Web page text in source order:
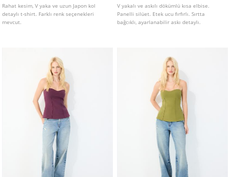
Rahat kesim, V yaka ve uzun Japon kol
detaylı t-shirt. Farklı renk seçenekleri
mevcut.
V yakalı ve askılı dökümlü kısa elbise.
Panelli silüet. Etek ucu fırfırlı. Sırtta
bağcıklı, ayarlanabilir askı detaylı.